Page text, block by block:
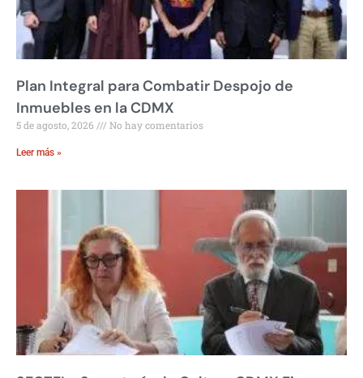
Plan Integral para Combatir Despojo de
Inmuebles en la CDMX
5 de agosto, 2026 No hay comentarios
Leer más »